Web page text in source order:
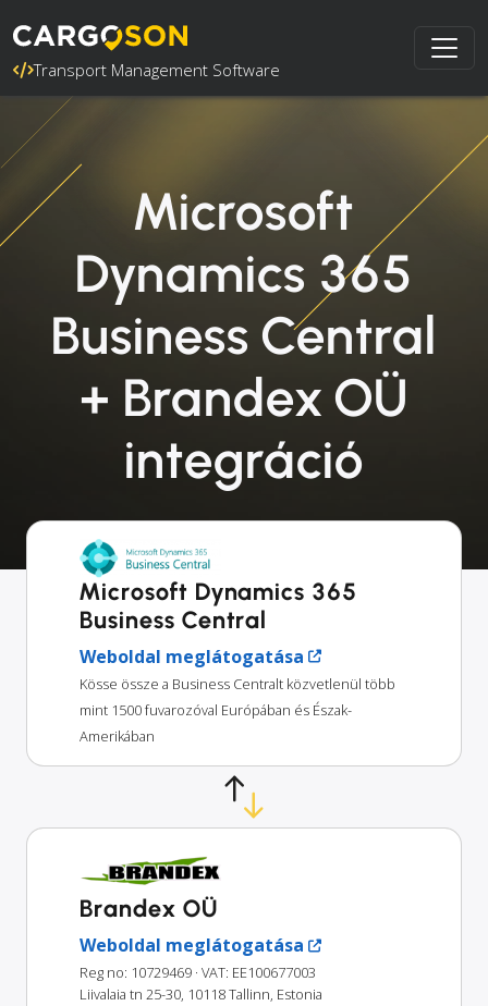
Transport Management Software
Microsoft
Dynamics 365
Business Central
+ Brandex OÜ
integráció
Microsoft Dynamics 365
Business Central
Weboldal meglátogatása
Kösse össze a Business Centralt közvetlenül több
mint 1500 fuvarozóval Európában és Észak-
Amerikában
Brandex OÜ
Weboldal meglátogatása
Reg no: 10729469 · VAT: EE100677003
Liivalaia tn 25-30, 10118 Tallinn, Estonia